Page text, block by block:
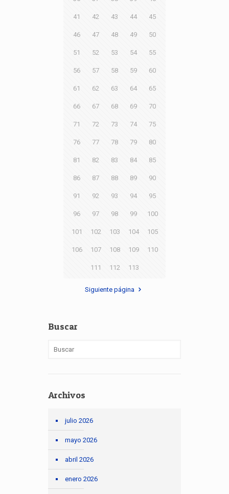
41 42 43 44 45
46 47 48 49 50
51 52 53 54 55
56 57 58 59 60
61 62 63 64 65
66 67 68 69 70
71 72 73 74 75
76 77 78 79 80
81 82 83 84 85
86 87 88 89 90
91 92 93 94 95
96 97 98 99 100
101 102 103 104 105
106 107 108 109 110
111 112 113
Siguiente página
Buscar
Archivos
julio 2026
mayo 2026
abril 2026
enero 2026